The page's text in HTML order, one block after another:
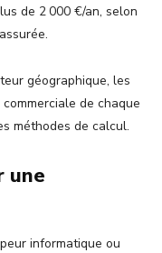
de 2 000 €/an, selon
géographique, les
de chaque
méthodes de calcul.
une
informatique ou